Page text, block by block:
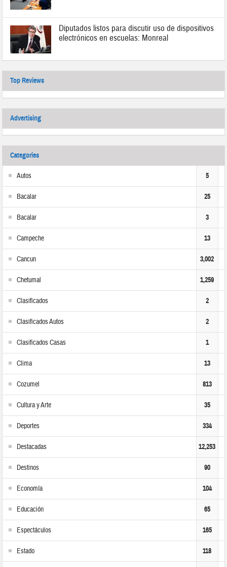
Diputados listos para discutir uso de dispositivos
electrónicos en escuelas: Monreal
Top Reviews
Advertising
Categories
Autos 5
Bacalar 25
Bacalar 3
Campeche 13
Cancun 3,002
Chetumal 1,259
Clasificados 2
Clasificados Autos 2
Clasificados Casas 1
Clima 13
Cozumel 813
Cultura y Arte 35
Deportes 334
Destacadas 12,253
Destinos 90
Economía 104
Educación 65
Espectáculos 165
Estado 118